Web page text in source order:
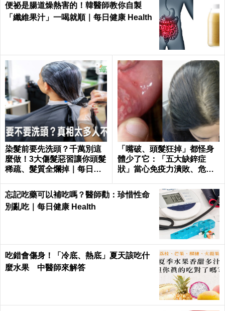
便祕是腸道燥熱害的！韓醫師教你自製
「纖維果汁」一喝就順｜每日健康 Health
染髮前要先洗頭？千萬別這
麼做！3大傷髮惡習讓你頭髮
稀疏、髮質全爛掉｜每日健
「嘴破、頭髮狂掉」都怪身
體少了它：「五大缺鋅症
狀」當心免疫力潰敗、危機
日健康Health
忘記吃藥可以補吃嗎？醫師勸：珍惜性命
別亂吃｜每日健康 Health
吃錯會傷身！「冷底、熱底」夏天該吃什
麼水果 中醫師來解答